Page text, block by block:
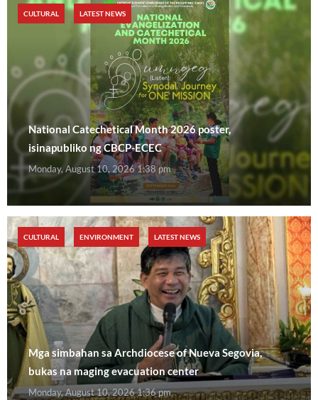
National Catechetical Month 2026 poster,
isinapubliko ng CBCP-ECEC
Monday, August 10, 2026 1:38 pm
CULTURAL LATEST NEWS
Mga simbahan sa Archdiocese of Nueva Segovia,
bukas na maging evacuation center
Monday, August 10, 2026 1:36 pm
CULTURAL ENVIRONMENT LATEST NEWS